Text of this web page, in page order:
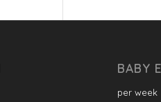
BABY
per week